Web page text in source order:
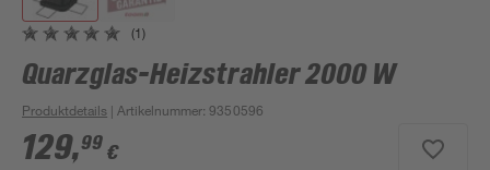
(1)
Quarzglas-Heizstrahler 2000 W
Produktdetails | Artikelnummer:9350596
129,99 €